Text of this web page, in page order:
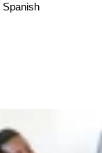
Spanish